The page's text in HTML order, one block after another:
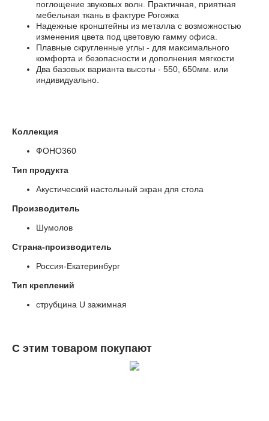
поглощение звуковых волн. Практичная, приятная
мебельная ткань в фактуре Рогожка
Надежные кронштейны из металла с возможностью
изменения цвета под цветовую гамму офиса.
Плавные скругленные углы - для максимального
комфорта и безопасности и дополнения мягкости
Два базовых варианта высоты - 550, 650мм. или
индивидуально.
Коллекция
ФОНО360
Тип продукта
Акустический настольный экран для стола
Производитель
Шумолов
Страна-производитель
Россия-Екатеринбург
Тип креплений
струбцина U зажимная
С этим товаром покупают